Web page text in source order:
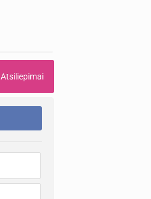
Atsiliepimai